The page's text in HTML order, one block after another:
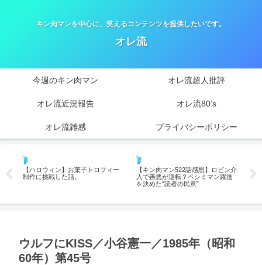
キン肉マンを中心に、笑えるコンテンツを提供したいです。
オレ流
今週のキン肉マン オレ流超人批評
オレ流近況報告 オレ流80’s
オレ流雑感 プライバシーポリシー
の
―
オレ流近況報告－2022年
【ハロウィン】お菓子トロフィー
制作に挑戦した話。
今週のキン肉マン
【キン肉マン522話感想】ロビン介
入で善悪が逆転？ペシミマン躍進
を決めた“読者の民意”
【
戦
ウルフにKISS／小谷憲一／1985年（昭和
60年）第45号